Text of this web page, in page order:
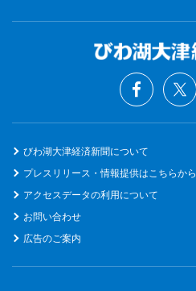
びわ湖大津経済新聞について
プレスリリース・情報提供はこちらから
アクセスデータの利用について
お問い合わせ
広告のご案内